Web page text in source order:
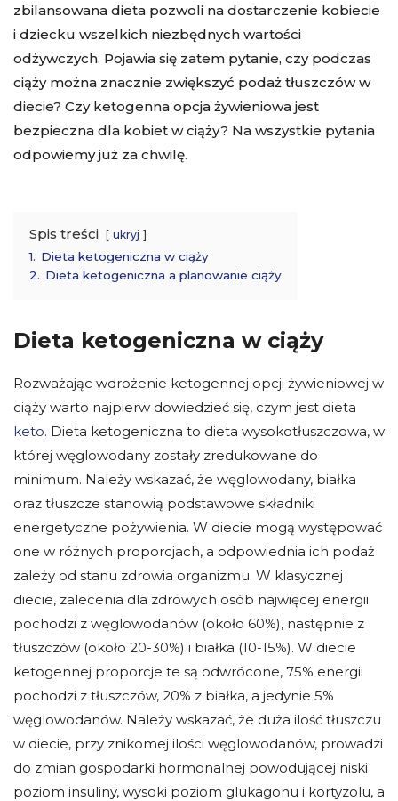
zbilansowana dieta pozwoli na dostarczenie kobiecie
i dziecku wszelkich niezbędnych wartości
odżywczych. Pojawia się zatem pytanie, czy podczas
ciąży można znacznie zwiększyć podaż tłuszczów w
diecie? Czy ketogenna opcja żywieniowa jest
bezpieczna dla kobiet w ciąży? Na wszystkie pytania
odpowiemy już za chwilę.
Spis treści ukryj
1. Dieta ketogeniczna w ciąży
2. Dieta ketogeniczna a planowanie ciąży
Dieta ketogeniczna w ciąży
Rozważając wdrożenie ketogennej opcji żywieniowej w
ciąży warto najpierw dowiedzieć się, czym jest dieta
keto. Dieta ketogeniczna to dieta wysokotłuszczowa, w
której węglowodany zostały zredukowane do
minimum. Należy wskazać, że węglowodany, białka
oraz tłuszcze stanowią podstawowe składniki
energetyczne pożywienia. W diecie mogą występować
one w różnych proporcjach, a odpowiednia ich podaż
zależy od stanu zdrowia organizmu. W klasycznej
diecie, zalecenia dla zdrowych osób najwięcej energii
pochodzi z węglowodanów (około 60%), następnie z
tłuszczów (około 20-30%) i białka (10-15%). W diecie
ketogennej proporcje te są odwrócone, 75% energii
pochodzi z tłuszczów, 20% z białka, a jedynie 5%
węglowodanów. Należy wskazać, że duża ilość tłuszczu
w diecie, przy znikomej ilości węglowodanów, prowadzi
do zmian gospodarki hormonalnej powodującej niski
poziom insuliny, wysoki poziom glukagonu i kortyzolu, a